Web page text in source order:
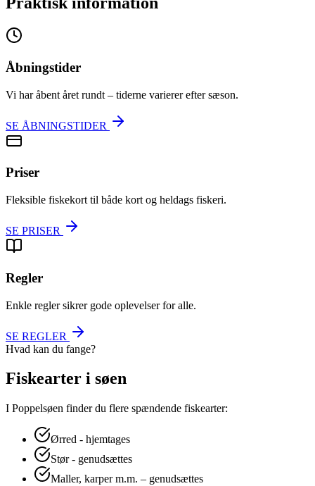
Åbningstider
Vi har åbent året rundt – tiderne varierer efter sæson.
SE ÅBNINGSTIDER
Priser
Fleksible fiskekort til både kort og heldags fiskeri.
SE PRISER
Regler
Enkle regler sikrer gode oplevelser for alle.
SE REGLER
Hvad kan du fange?
Fiskearter i søen
I Poppelsøen finder du flere spændende fiskearter:
Ørred - hjemtages
Stør - genudsættes
Maller, karper m.m. – genudsættes